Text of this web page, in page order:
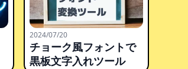
2024/07/20
チョーク風フォントで
黒板文字入れツール